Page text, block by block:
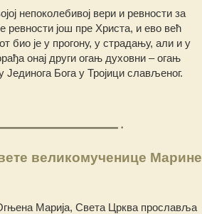
непоколебивој вери и ревности за
ревности још пре Христа, и ево већ
је у прогону, у страдању, али и у
онај други огањ духовни – огањ
Јединога Бога у Тројици слављеног.
великомученице Марине
Марија, Света Црква прославља